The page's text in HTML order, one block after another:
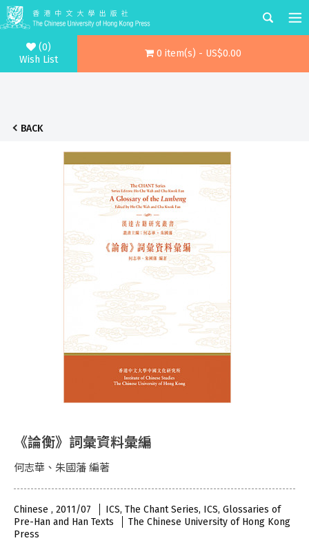
(0)
Wish List
0 item(s) - US$0.00
BACK
《論衡》詞彙資料彙編
何志華、朱國藩 編著
Chinese , 2011/07
ICS, The Chant Series, ICS, Glossaries of
Pre-Han and Han Texts
The Chinese University of Hong Kong
Press